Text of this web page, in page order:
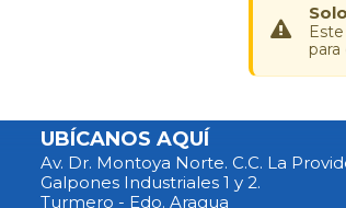
para
UBÍCANOS AQUÍ
Av. Dr. Montoya Norte. C.C. La
Galpones Industriales 1 y 2.
Turmero - Edo. Aragua